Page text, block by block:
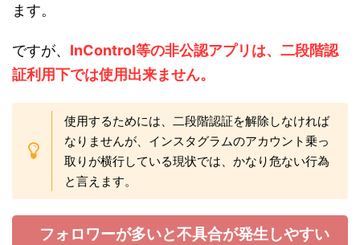
ます。
ですが、 InControl等の非公認アプリは、二段階認
証利用下では使用出来ません。
使用するためには、二段階認証を解除しなければ
なりませんが、インスタグラムのアカウント乗っ
取りが横行している現状では、かなり危ない行為
と言えます。
フォロワーが多いと不具合が発生しやすい